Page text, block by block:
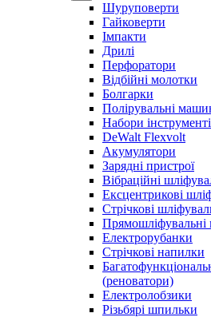
Шуруповерти
Гайковерти
Імпакти
Дрилі
Перфоратори
Відбійні молотки
Болгарки
Полірувальні
Набори
DeWalt Flexvolt
Акумулятори
Зарядні пристрої
Вібраційні
Ексцентрикові
Стрічкові
Електрорубанки
Стрічкові напилки
(реноватори)
Електролобзики
Різьбярі шпильки